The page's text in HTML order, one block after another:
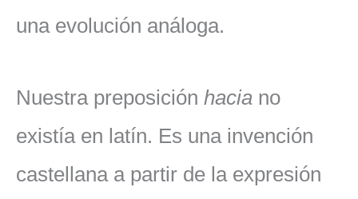
una evolución análoga.
Nuestra preposición hacia no
existía en latín. Es una invención
castellana a partir de la expresión